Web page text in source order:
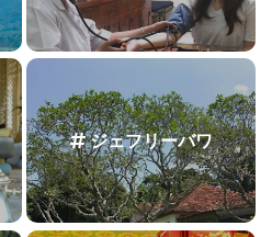
ジェフリーバワ